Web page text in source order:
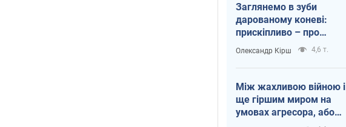
Заглянемо в зуби
дарованому коневі:
прискіпливо – про
допомогу Україні
Олександр Кірш 4,6 т.
Між жахливою війною і
ще гіршим миром на
умовах агресора, або